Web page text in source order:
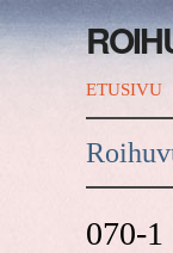
ETUSIVU
070-1